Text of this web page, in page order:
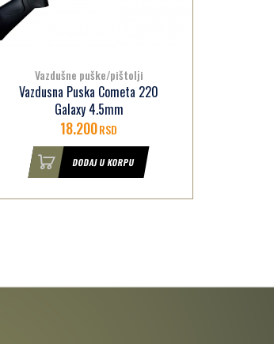
Vazdušne puške/pištolji
Vazdusna Puska Cometa 100
4.5mm Wood
17.000RSD
DODAJ U KORPU